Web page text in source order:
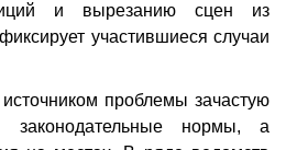
и вырезанию сцен из
участившиеся случаи
проблемы зачастую
законодательные нормы, а